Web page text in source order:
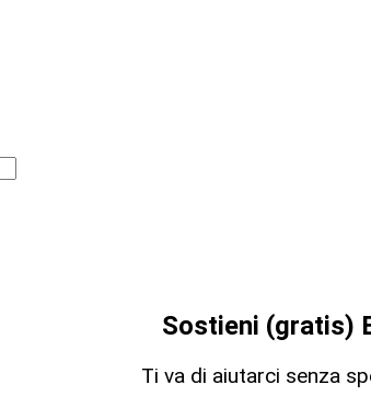
Sostieni (gratis)
Ti va di aiutarci senza